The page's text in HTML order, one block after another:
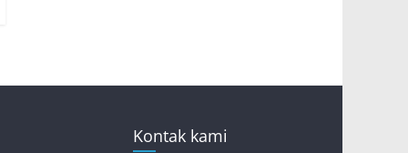
Kontak kami